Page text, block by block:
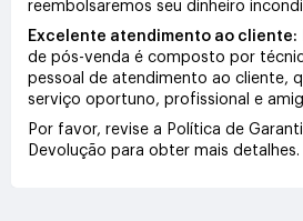
reembolsaremos seu dinheiro
Excelente atendimento ao cliente:
de pós-venda é composto por
pessoal de atendimento ao cliente,
serviço oportuno, profissional e
Por favor, revise a Política de
Devolução para obter mais detalhes.